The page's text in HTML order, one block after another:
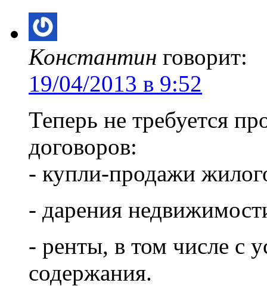
Константин говорит:
19/04/2013 в 9:52
Теперь не требуется
договоров:
- купли-продажи
- дарения
- ренты, в том числе с
содержания.